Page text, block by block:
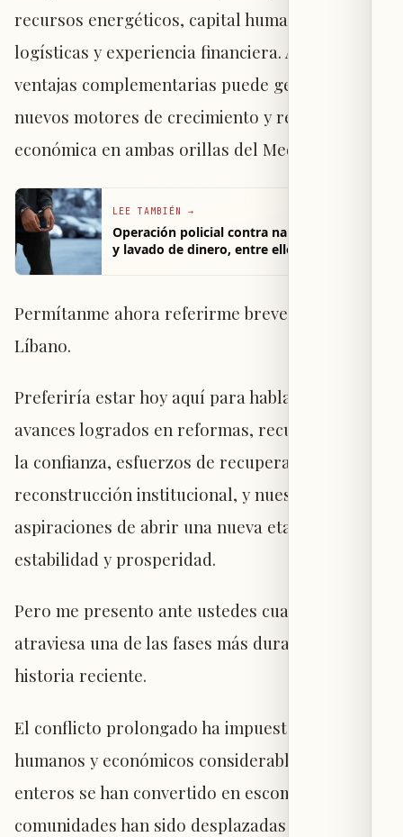
recursos energéticos, capital humano, redes
logísticas y experiencia financiera. Activar estas
ventajas complementarias puede generar
nuevos motores de crecimiento y resiliencia
económica en ambas orillas del Mediterráneo.
LEE TAMBIÉN →
Operación policial contra narcotraficantes
y lavado de dinero, entre ellos George
Permítanme ahora referirme brevemente a
Líbano.
Preferiría estar hoy aquí para hablar sobre los
avances logrados en reformas, recuperación de
la confianza, esfuerzos de recuperación y
reconstrucción institucional, y nuestras
aspiraciones de abrir una nueva etapa de
estabilidad y prosperidad.
Pero me presento ante ustedes cuando Líbano
atraviesa una de las fases más duras de su
historia reciente.
El conflicto prolongado ha impuesto costos
humanos y económicos considerables. Pueblos
enteros se han convertido en escombros,
comunidades han sido desplazadas de tierras